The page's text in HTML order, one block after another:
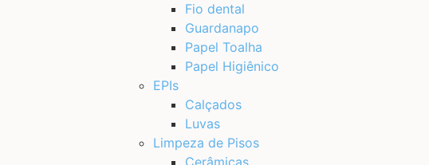
Fio dental
Guardanapo
Papel Toalha
Papel Higiênico
EPIs
Calçados
Luvas
Limpeza de Pisos
Cerâmicas